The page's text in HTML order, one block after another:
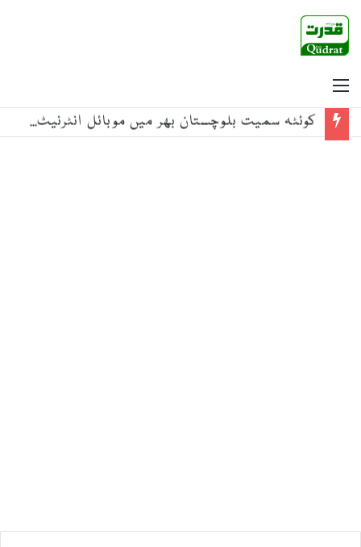
کوئٹہ سمیت بلوچستان بھر میں موبائل انٹرنیٹ سروس کی بندش سے شہریوں، طلباء اور تاجروں کو شدید مشکلات کا سامنا